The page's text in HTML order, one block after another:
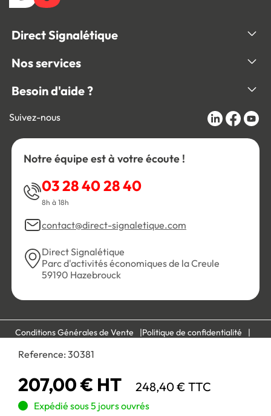
Reference: 30381
207,00 € HT 248,40 € TTC
Expédié sous 5 jours ouvrés
Direct Signalétique
Nos services
Besoin d'aide ?
Suivez-nous
Notre équipe est à votre écoute !
03 28 40 28 40
8h à 18h
contact@direct-signaletique.com
Direct Signalétique
Parc d'activités économiques de la Creule
59190 Hazebrouck
Conditions Générales de Vente
Politique de confidentialité
Mentions légales
Paiement 100% sécurisé :